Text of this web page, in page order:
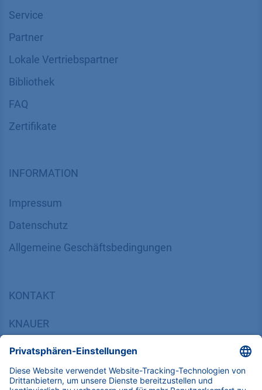
Service
Partner
Lokale Vertriebspartner
Bibliothek
FAQ
Zertifikate
INFORMATION
Impressum
Datenschutz
​​​​​​​​​​​​​​​​​Allgemeine Geschäftsbedingungen
KONTAKT
KNAUER
14163 Berlin, Germany